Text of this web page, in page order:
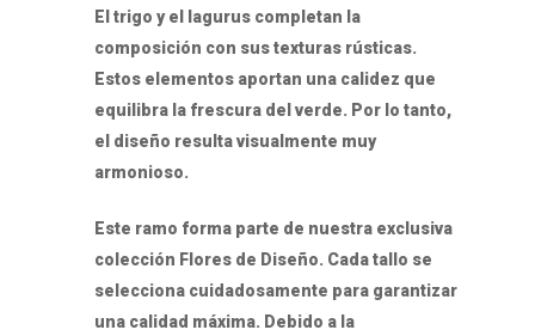
El trigo y el lagurus completan la
composición con sus texturas rústicas.
Estos elementos aportan una calidez que
equilibra la frescura del verde. Por lo tanto,
el diseño resulta visualmente muy
armonioso.
Este ramo forma parte de nuestra exclusiva
colección Flores de Diseño. Cada tallo se
selecciona cuidadosamente para garantizar
una calidad máxima. Debido a la